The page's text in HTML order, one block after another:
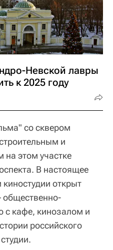
Невской лавры
к 2025 году
со сквером
и
на этом участке
В настоящее
открыт
общественно-
с кафе, кинозалом и
российского